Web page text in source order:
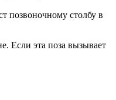
позвоночному столбу в
Если эта поза вызывает